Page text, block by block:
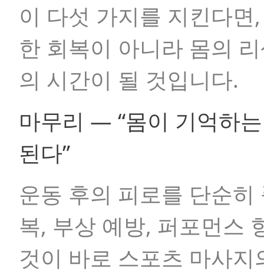
이 다섯 가지를 지킨다
한 회복이 아니라 몸의
의 시간이 될 것입니다.
마무리 — “몸이 기억하
된다”
운동 후의 피로를 단순
복, 부상 예방, 퍼포먼스
것이 바로 스포츠 마사